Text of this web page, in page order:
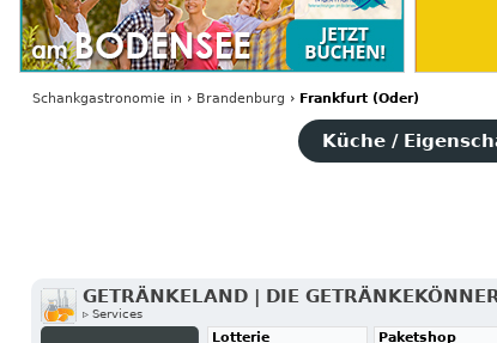
Schankgastronomiein › Brandenburg › Frankfurt (Oder)
Küche /
GETRÄNKELAND | DIE
▹ Services
Lotterie
Paketshop